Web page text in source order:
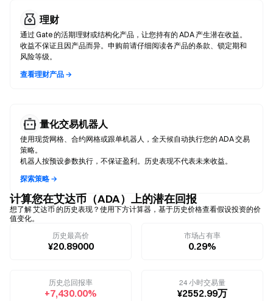
理财
通过 Gate 的活期理财或结构化产品，让您持有的 ADA 产生潜在收益。
收益不保证且因产品而异。申购前请仔细阅读各产品的条款、锁定期和
风险等级。
查看理财产品 →
量化交易机器人
使用现货网格、合约网格或跟单机器人，全天候自动执行您的 ADA 交易
策略。
机器人按预设参数执行，不保证盈利。历史表现不代表未来收益。
探索策略 →
计算您在艾达币（ADA）上的潜在回报
想了解 艾达币 的历史表现？使用下方计算器，基于历史价格查看假设投资的价
值变化。
历史最高价
¥20.89000
市场占有率
0.29%
历史总回报率
+7,430.00%
24 小时交易量
¥2552.99万